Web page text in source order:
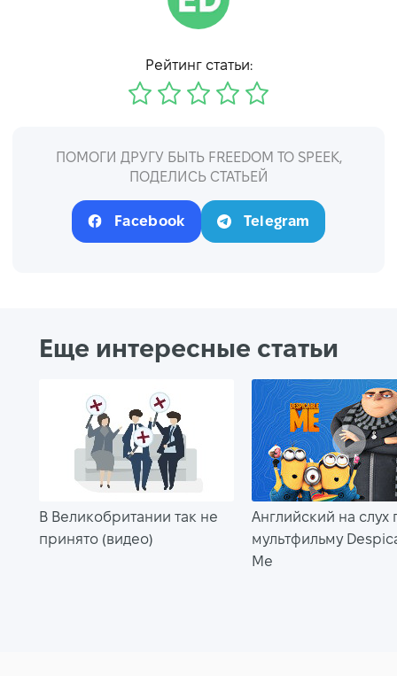
Рейтинг статьи:
ПОМОГИ ДРУГУ БЫТЬ FREEDOM TO SPEEK,
ПОДЕЛИСЬ СТАТЬЕЙ
Facebook Telegram
Еще интересные статьи
В Великобритании так не
принято (видео)
Английский на слух
мультфильму
Me